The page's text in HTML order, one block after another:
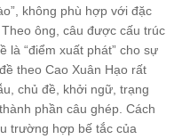
không phù hợp với đặc
ông, câu được cấu trúc
là “điểm xuất phát” cho sự
theo Cao Xuân Hạo rất
chủ đề, khởi ngữ, trạng
phần câu ghép. Cách
trường hợp bế tắc của